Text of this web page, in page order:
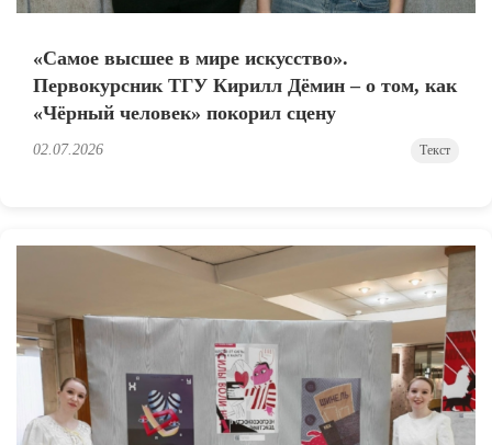
«Самое высшее в мире искусство».
Первокурсник ТГУ Кирилл Дёмин – о том, как
«Чёрный человек» покорил сцену
02.07.2026 Текст